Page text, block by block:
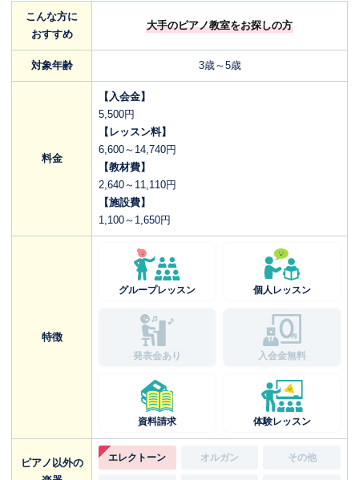
こんな方に
おすすめ
大手のピアノ教室をお探しの方
対象年齢 3歳～5歳
料金
【入会金】
5,500円
【レッスン料】
6,600～14,740円
【教材費】
2,640～11,110円
【施設費】
1,100～1,650円
特徴
グループレッスン 個人レッスン
発表会あり 入会金無料
資料請求 体験レッスン
ピアノ以外の
エレクトーン オルガン その他